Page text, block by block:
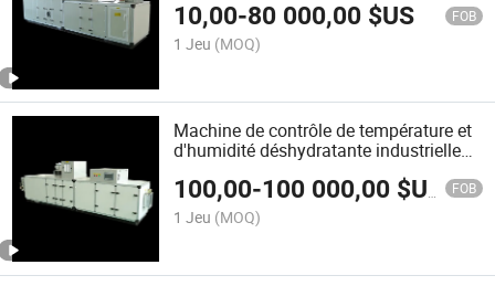
10,00-80 000,00 $US FOB
1 Jeu (MOQ)
Machine de contrôle de température et
d'humidité déshydratante industrielle
Zch-6000
100,00-100 000,00 $US FOB
1 Jeu (MOQ)